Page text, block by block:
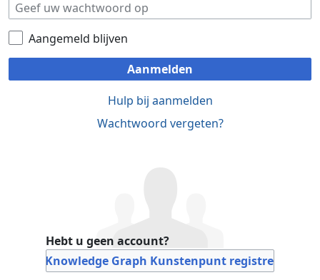
Aangemeld blijven
Aanmelden
Hulp bij aanmelden
Wachtwoord vergeten?
Hebt u geen account?
Bij Knowledge Graph Kunstenpunt registreren